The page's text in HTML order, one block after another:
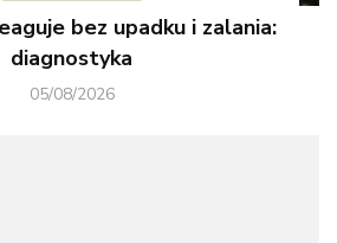
bez upadku i zalania:
diagnostyka
05/08/2026